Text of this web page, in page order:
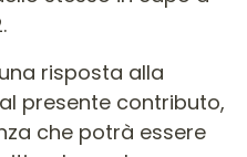
risposta alla
presente contributo,
che potrà essere